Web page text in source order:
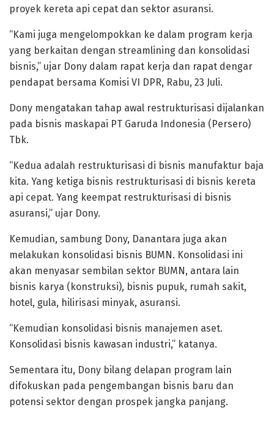
proyek kereta api cepat dan sektor asuransi.
“Kami juga mengelompokkan ke dalam program kerja
yang berkaitan dengan streamlining dan konsolidasi
bisnis,” ujar Dony dalam rapat kerja dan rapat dengar
pendapat bersama Komisi VI DPR, Rabu, 23 Juli.
Dony mengatakan tahap awal restrukturisasi dijalankan
pada bisnis maskapai PT Garuda Indonesia (Persero)
Tbk.
“Kedua adalah restrukturisasi di bisnis manufaktur baja
kita. Yang ketiga bisnis restrukturisasi di bisnis kereta
api cepat. Yang keempat restrukturisasi di bisnis
asuransi,” ujar Dony.
Kemudian, sambung Dony, Danantara juga akan
melakukan konsolidasi bisnis BUMN. Konsolidasi ini
akan menyasar sembilan sektor BUMN, antara lain
bisnis karya (konstruksi), bisnis pupuk, rumah sakit,
hotel, gula, hilirisasi minyak, asuransi.
“Kemudian konsolidasi bisnis manajemen aset.
Konsolidasi bisnis kawasan industri,” katanya.
Sementara itu, Dony bilang delapan program lain
difokuskan pada pengembangan bisnis baru dan
potensi sektor dengan prospek jangka panjang.